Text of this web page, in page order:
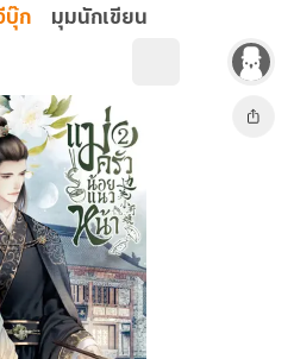
บุ๊ก มุมนักเขียน